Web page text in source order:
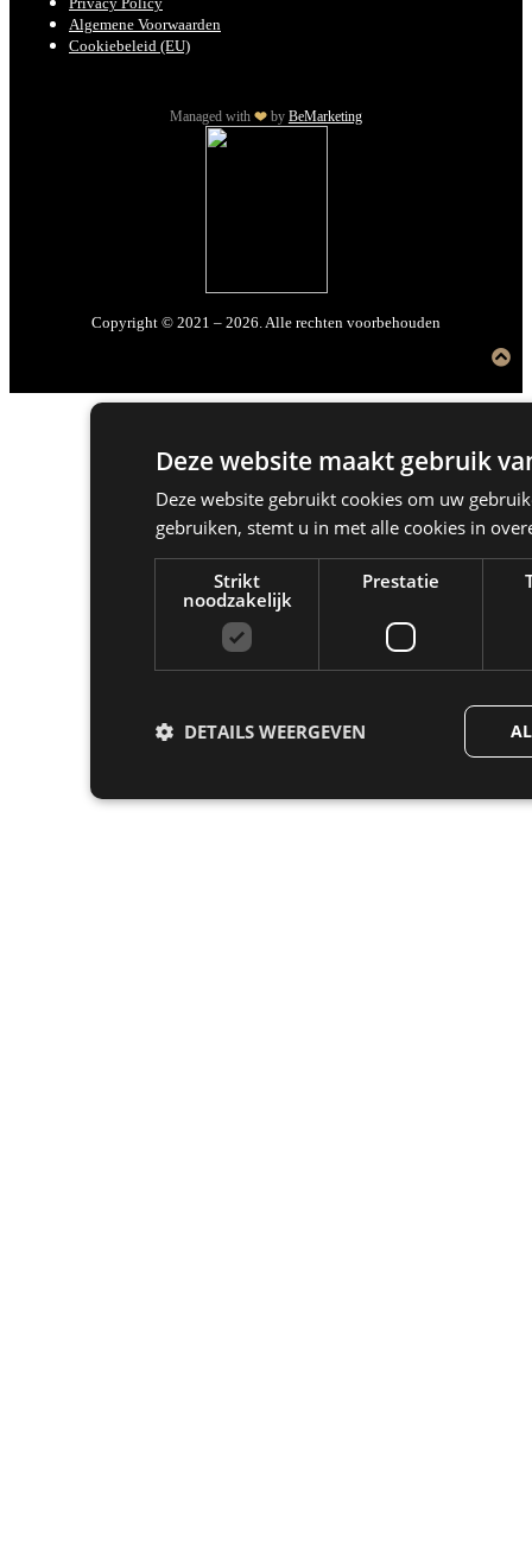
Privacy Policy
Algemene Voorwaarden
Cookiebeleid (EU)
Managed with by BeMarketing
Copyright © 2021 – 2026. Alle rechten voorbehouden
Deze website maakt gebruik
Deze website gebruikt cookies om uw
gebruiken, stemt u in met alle cookies in
Strikt
noodzakelijk
Prestatie
DETAILS WEERGEVEN